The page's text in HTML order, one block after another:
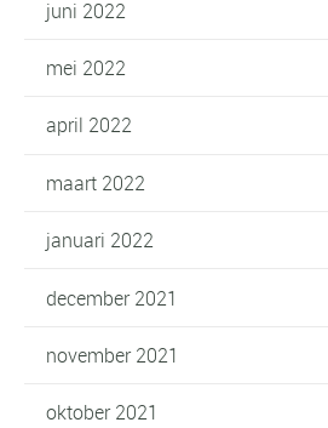
juni 2022
mei 2022
april 2022
maart 2022
januari 2022
december 2021
november 2021
oktober 2021